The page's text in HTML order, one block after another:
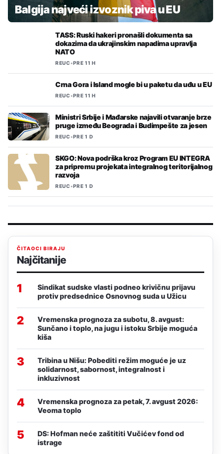
Balgija najveći izvoznik piva u EU
TASS: Ruski hakeri pronašli dokumenta sa
dokazima da ukrajinskim napadima upravlja
NATO
REUC•PRE 11 H
Crna Gora i Island mogle bi u paketu da uđu u EU
REUC•PRE 11 H
Ministri Srbije i Mađarske najavili otvaranje brze
pruge između Beograda i Budimpešte za jesen
REUC•PRE 1 D
SKGO: Nova podrška kroz Program EU INTEGRA
za pripremu projekata integralnog teritorijalnog
razvoja
REUC•PRE 1 D
ČITAOCI BIRAJU
Najčitanije
1
Sindikat sudske vlasti podneo krivičnu prijavu
protiv predsednice Osnovnog suda u Užicu
2
Vremenska prognoza za subotu, 8. avgust:
Sunčano i toplo, na jugu i istoku Srbije moguća
kiša
3
Tribina u Nišu: Pobediti režim moguće je uz
solidarnost, sabornost, integralnost i
inkluzivnost
4
Vremenska prognoza za petak, 7. avgust 2026:
Veoma toplo
5
DS: Hofman neće zaštititi Vučićev fond od
istrage